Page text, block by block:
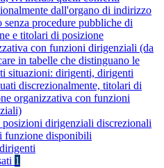
dall'organo di indirizzo
senza procedure pubbliche di
e titolari di posizione
con funzioni dirigenziali (da
in tabelle che distinguano le
situazioni: dirigenti, dirigenti
discrezionalmente, titolari di
organizzativa con funzioni
posizioni dirigenziali discrezionali
funzione disponibili
1